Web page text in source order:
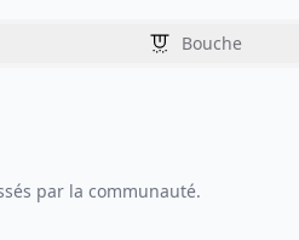
Bouche
par la communauté.